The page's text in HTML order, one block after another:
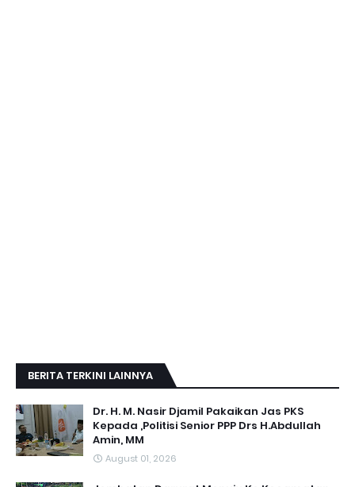
BERITA TERKINI LAINNYA
Dr. H. M. Nasir Djamil Pakaikan Jas PKS
Kepada ,Politisi Senior PPP Drs H.Abdullah
Amin, MM
August 01, 2026